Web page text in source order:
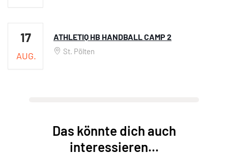
17
AUG.
ATHLETIQ HB HANDBALL CAMP 2
St. Pölten
Das könnte dich auch
interessieren...